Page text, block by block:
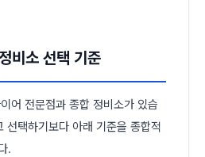
비소 선택 기준
어 전문점과 종합 정비소가 있습
선택하기보다 아래 기준을 종합적
.